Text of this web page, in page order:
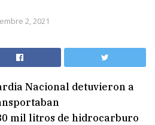
2, 2021
Nacional detuvieron a
mil litros de hidrocarburo